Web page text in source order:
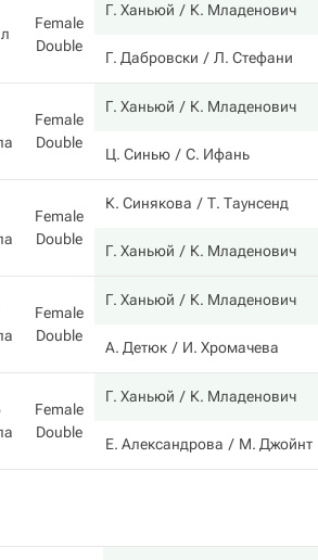
Female
Double
Г. Ханьюй К. Младенович
Г. Дабровски Л. Стефани
Female
Double
Г. Ханьюй К. Младенович
Ц. Синью С. Ифань
Female
Double
К. Синякова Т. Таунсенд
Г. Ханьюй К. Младенович
Female
Double
Г. Ханьюй К. Младенович
А. Детюк И. Хромачева
Female
Double
Г. Ханьюй К. Младенович
Е. Александрова М. Джойнт